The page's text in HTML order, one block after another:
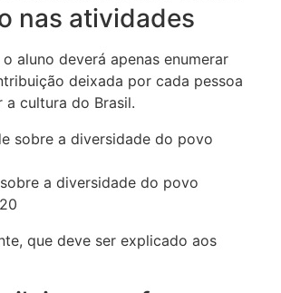
nas atividades
aluno deverá apenas enumerar
deixada por cada pessoa
a cultura do Brasil.
a diversidade do povo
que deve ser explicado aos